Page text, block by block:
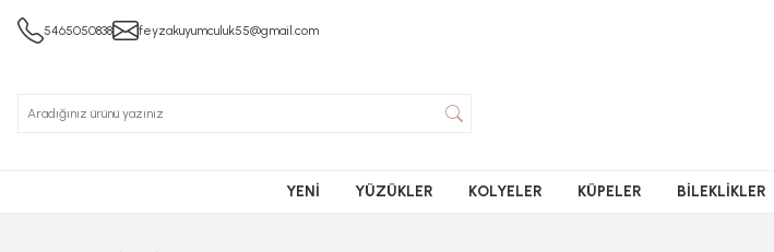
5465050838 feyzakuyumculuk55@gmail.com
YENİ YÜZÜKLER KOLYELER KÜPELER BİLEKLİKLER